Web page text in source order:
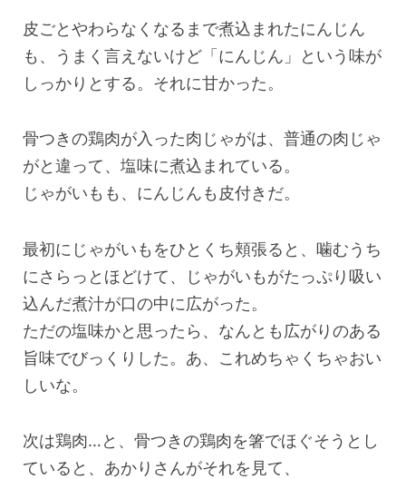
皮ごとやわらなくなるまで煮込まれたにんじん
も、うまく言えないけど「にんじん」という味が
しっかりとする。それに甘かった。
骨つきの鶏肉が入った肉じゃがは、普通の肉じゃ
がと違って、塩味に煮込まれている。
じゃがいもも、にんじんも皮付きだ。
最初にじゃがいもをひとくち頬張ると、噛むうち
にさらっとほどけて、じゃがいもがたっぷり吸い
込んだ煮汁が口の中に広がった。
ただの塩味かと思ったら、なんとも広がりのある
旨味でびっくりした。あ、これめちゃくちゃおい
しいな。
次は鶏肉…と、骨つきの鶏肉を箸でほぐそうとし
ていると、あかりさんがそれを見て、